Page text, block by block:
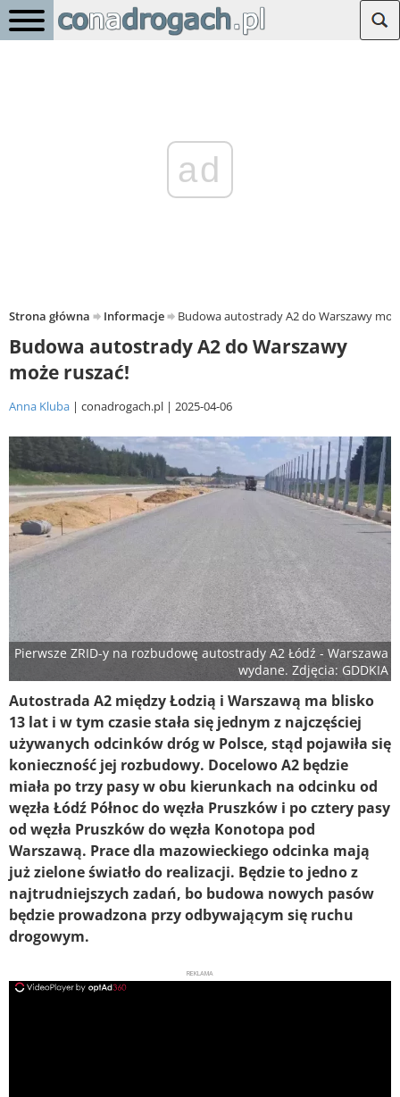
ad
Strona główna Informacje Budowa autostrady A2 do Warszawy
Budowa autostrady A2 do Warszawy
może ruszać!
Anna Kluba conadrogach.pl 2025-04-06
Pierwsze ZRID-y na rozbudowę autostrady A2 Łódź - Warszawa
wydane. Zdjęcia: GDDKIA
Autostrada A2 między Łodzią i Warszawą ma blisko
13 lat i w tym czasie stała się jednym z najczęściej
używanych odcinków dróg w Polsce, stąd pojawiła się
konieczność jej rozbudowy. Docelowo A2 będzie
miała po trzy pasy w obu kierunkach na odcinku od
węzła Łódź Północ do węzła Pruszków i po cztery pasy
od węzła Pruszków do węzła Konotopa pod
Warszawą. Prace dla mazowieckiego odcinka mają
już zielone światło do realizacji. Będzie to jedno z
najtrudniejszych zadań, bo budowa nowych pasów
będzie prowadzona przy odbywającym się ruchu
drogowym.
REKLAMA